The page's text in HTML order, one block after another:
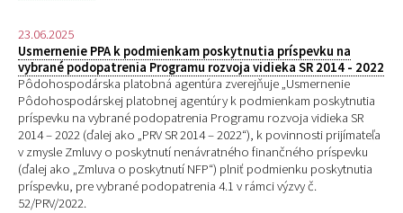
23.06.2025
Usmernenie PPA k podmienkam poskytnutia príspevku na
vybrané podopatrenia Programu rozvoja vidieka SR 2014 - 2022
Pôdohospodárska platobná agentúra zverejňuje „Usmernenie
Pôdohospodárskej platobnej agentúry k podmienkam poskytnutia
príspevku na vybrané podopatrenia Programu rozvoja vidieka SR
2014 – 2022 (ďalej ako „PRV SR 2014 – 2022“), k povinnosti prijímateľa
v zmysle Zmluvy o poskytnutí nenávratného finančného príspevku
(ďalej ako „Zmluva o poskytnutí NFP“) plniť podmienku poskytnutia
príspevku, prevybrané podopatrenia 4.1 v rámci výzvy č.
52/PRV/2022.